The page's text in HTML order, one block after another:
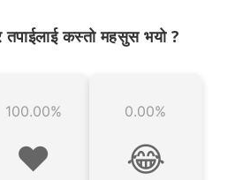
कस्तो महसुस भयो ?
100.00%
❤️
0.00%
😂